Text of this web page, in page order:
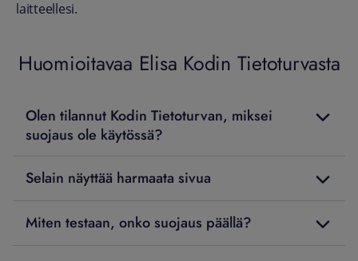
laitteellesi.
Huomioitavaa Elisa Kodin Tietoturvasta
Olen tilannut Kodin Tietoturvan, miksei
suojaus ole käytössä?
Selain näyttää harmaata sivua
Miten testaan, onko suojaus päällä?